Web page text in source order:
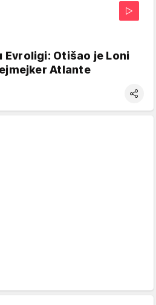
Evroligi: Otišao je Loni
Atlante